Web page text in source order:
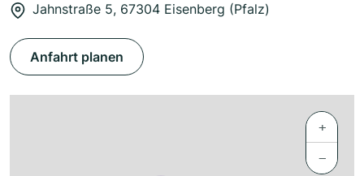
Jahnstraße 5, 67304 Eisenberg (Pfalz)
Anfahrt planen
+
−